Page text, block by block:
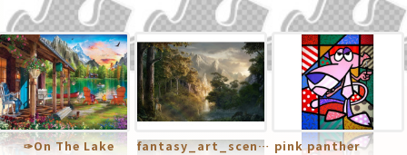
✑On The Lake
fantasy_art_scenery_wallpaper_sarel_theron_03 pink panther